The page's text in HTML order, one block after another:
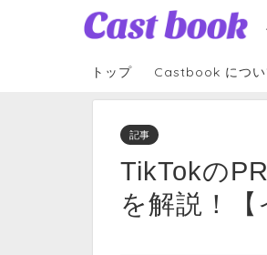
トップ Castbook につい
記事
TikTokの
を解説！【